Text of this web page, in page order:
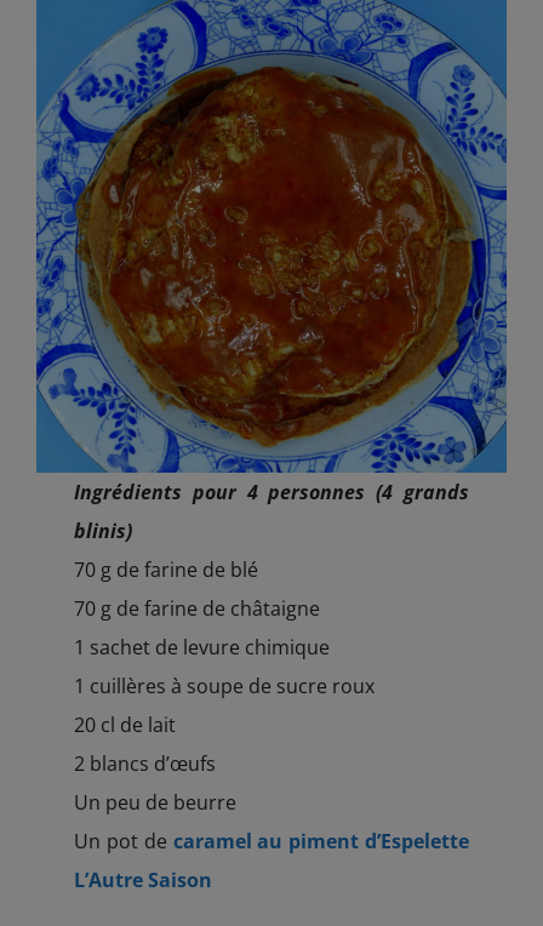
Ingrédients pour 4 personnes (4 grands
blinis)
70 g de farine de blé
70 g de farine de châtaigne
1 sachet de levure chimique
1 cuillères à soupe de sucre roux
20 cl de lait
2 blancs d’œufs
Un peu de beurre
Un pot de caramel au piment d’Espelette
L’Autre Saison